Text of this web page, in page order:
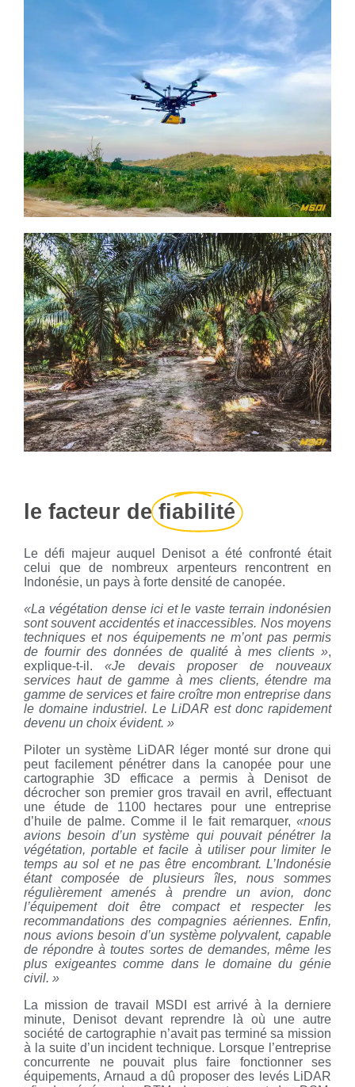
le facteur de fiabilité
Le défi majeur auquel Denisot a été confronté était
celui que de nombreux arpenteurs rencontrent en
Indonésie, un pays à forte densité de canopée.
«La végétation dense ici et le vaste terrain indonésien
sont souvent accidentés et inaccessibles. Nos moyens
techniques et nos équipements ne m’ont pas permis
de fournir des données de qualité à mes clients »,
explique-t-il. «Je devais proposer de nouveaux
services haut de gamme à mes clients, étendre ma
gamme de services et faire croître mon entreprise dans
le domaine industriel. Le LiDAR est donc rapidement
devenu un choix évident. »
Piloter un système LiDAR léger monté sur drone qui
peut facilement pénétrer dans la canopée pour une
cartographie 3D efficace a permis à Denisot de
décrocher son premier gros travail en avril, effectuant
une étude de 1100 hectares pour une entreprise
d’huile de palme. Comme il le fait remarquer, «nous
avions besoin d’un système qui pouvait pénétrer la
végétation, portable et facile à utiliser pour limiter le
temps au sol et ne pas être encombrant. L’Indonésie
étant composée de plusieurs îles, nous sommes
régulièrement amenés à prendre un avion, donc
l’équipement doit être compact et respecter les
recommandations des compagnies aériennes. Enfin,
nous avions besoin d’un système polyvalent, capable
de répondre à toutes sortes de demandes, même les
plus exigeantes comme dans le domaine du génie
civil. »
La mission de travail MSDI est arrivé à la derniere
minute, Denisot devant reprendre là où une autre
société de cartographie n’avait pas terminé sa mission
à la suite d’un incident technique. Lorsque l’entreprise
concurrente ne pouvait plus faire fonctionner ses
équipements, Arnaud a dû proposer des levés LiDAR